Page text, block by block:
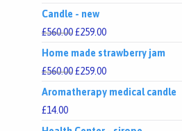
Candle - new
£560.00£259.00
Home made strawberry jam
£560.00£259.00
Aromatherapy medical candle
£14.00